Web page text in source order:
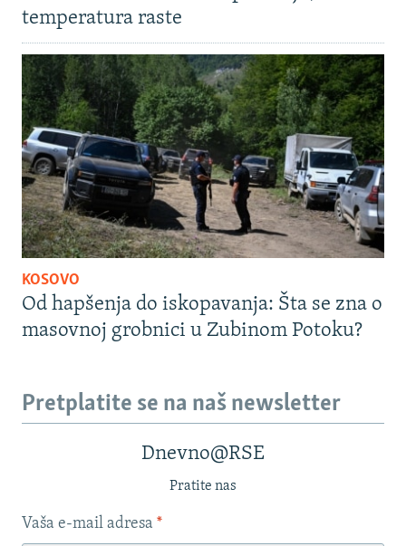
temperatura raste
KOSOVO
Od hapšenja do iskopavanja: Šta se zna o
masovnoj grobnici u Zubinom Potoku?
Pretplatite se na naš newsletter
Dnevno@RSE
Pratite nas
Vaša e-mail adresa *